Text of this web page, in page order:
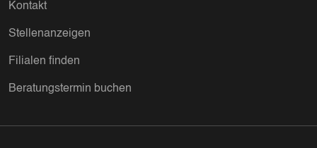
Kontakt
Stellenanzeigen
Filialen finden
Beratungstermin buchen